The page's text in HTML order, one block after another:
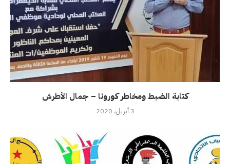
كتابة الضبط ومخاطر كورونا – جمال الأطرش
3 أبريل، 2020